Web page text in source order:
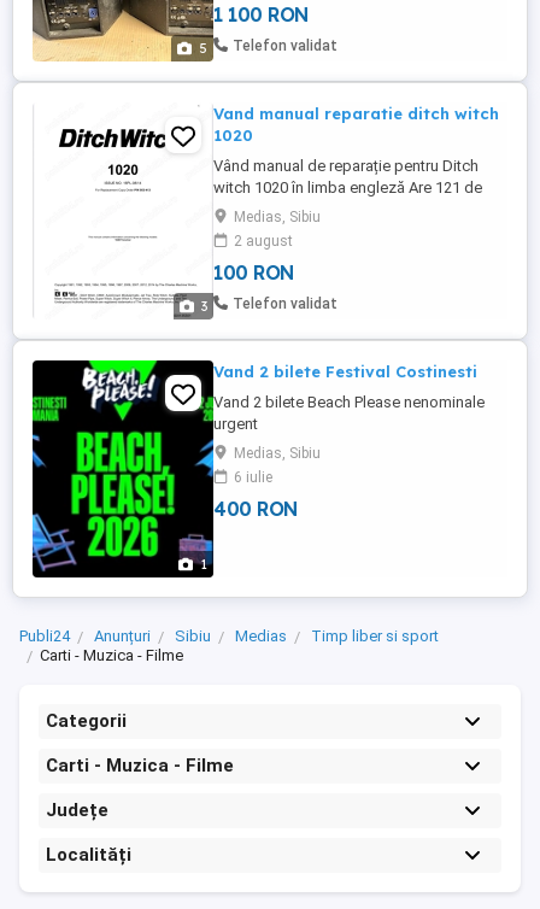
5
1 100 RON
Telefon validat
3
Vand manual reparatie ditch witch
1020
Vând manual de reparație pentru Ditch
witch 1020 în limba engleză Are 121 de
pagini Prețul în format PDF este 100 lei
Prețul în format fizic este 150 lei +
transport
Medias, Sibiu
2 august
100 RON
Telefon validat
1
Vand 2 bilete Festival Costinesti
Vand 2 bilete Beach Please nenominale
urgent
Medias, Sibiu
6 iulie
400 RON
Publi24 Anunțuri Sibiu Medias
Timp liber si sport
Carti - Muzica - Filme
Categorii
Carti - Muzica - Filme
Județe
Localități